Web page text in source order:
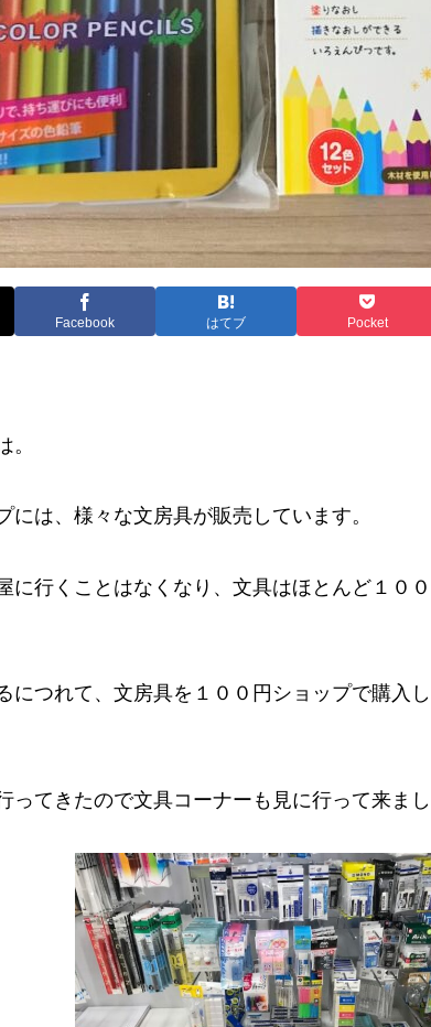
Facebook はてブ Pocket
。
には、様々な文房具が販売しています。
に行くことはなくなり、文具はほとんど１０
につれて、文房具を１００円ショップで購入
ってきたので文具コーナーも見に行って来まし